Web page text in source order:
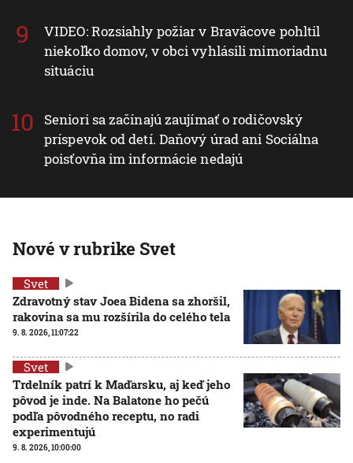
VIDEO: Rozsiahly požiar v Braväcove pohltil
niekoľko domov, v obci vyhlásili mimoriadnu
situáciu
Seniori sa začínajú zaujímať o rodičovský
príspevok od detí. Daňový úrad ani Sociálna
poisťovňa im informácie nedajú
Nové v rubrike Svet
Svet
Zdravotný stav Joea Bidena sa zhoršil,
rakovina sa mu rozšírila do celého tela
9. 8. 2026, 11:07:22
Svet
Trdelník patrí k Maďarsku, aj keď jeho
pôvod je inde. Na Balatone ho pečú
podľa pôvodného receptu, no radi
experimentujú
9. 8. 2026, 10:00:00